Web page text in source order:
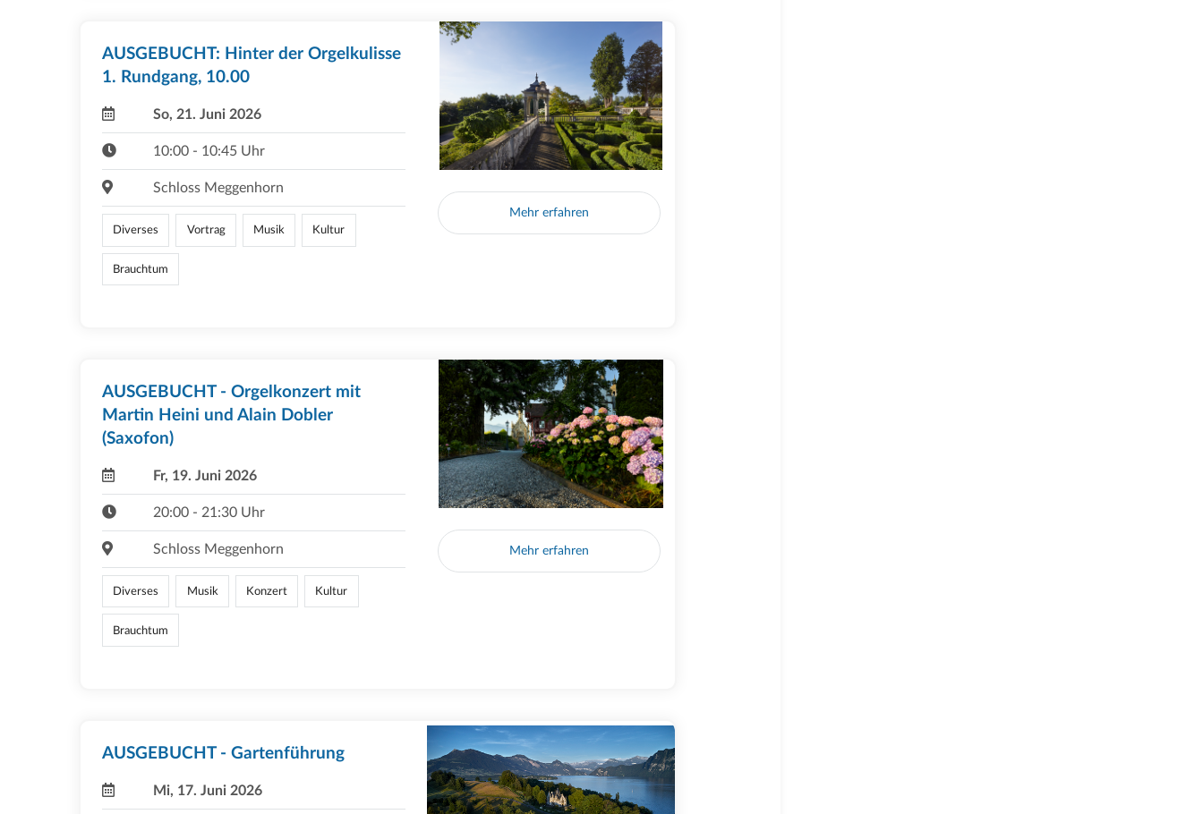
AUSGEBUCHT: Hinter der Orgelkulisse
1. Rundgang, 10.00
So, 21. Juni 2026
10:00 - 10:45 Uhr
Schloss Meggenhorn
Diverses Vortrag Musik Kultur
Brauchtum
Mehr erfahren
AUSGEBUCHT - Orgelkonzert mit
Martin Heini und Alain Dobler
(Saxofon)
Fr, 19. Juni 2026
20:00 - 21:30 Uhr
Schloss Meggenhorn
Diverses Musik Konzert Kultur
Brauchtum
Mehr erfahren
AUSGEBUCHT - Gartenführung
Mi, 17. Juni 2026